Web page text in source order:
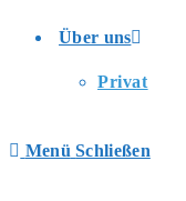
Über uns
Privat
Menü Schließen